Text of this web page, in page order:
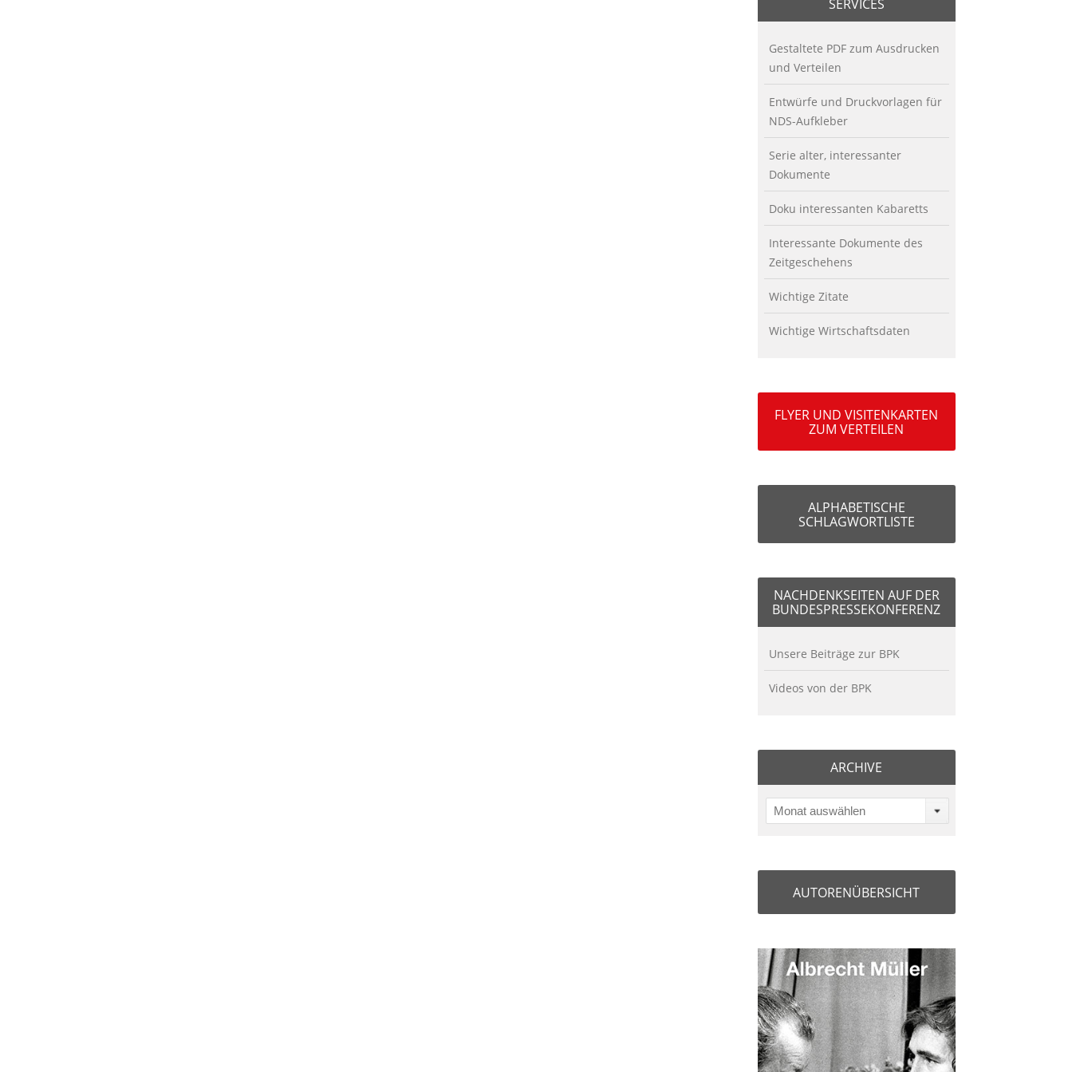
SERVICES
Gestaltete PDF zum Ausdrucken
und Verteilen
Entwürfe und Druckvorlagen für
NDS-Aufkleber
Serie alter, interessanter
Dokumente
Doku interessanten Kabaretts
Interessante Dokumente des
Zeitgeschehens
Wichtige Zitate
Wichtige Wirtschaftsdaten
FLYER UND VISITENKARTEN
ZUM VERTEILEN
ALPHABETISCHE
SCHLAGWORTLISTE
NACHDENKSEITEN AUF DER
BUNDESPRESSEKONFERENZ
Unsere Beiträge zur BPK
Videos von der BPK
ARCHIVE
Monat auswählen
AUTORENÜBERSICHT